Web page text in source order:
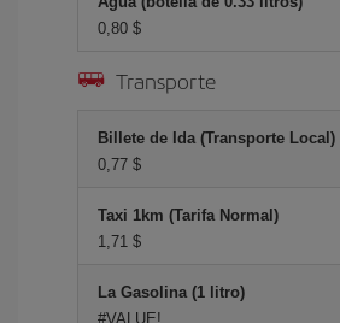
0,80 $
Transporte
Billete de Ida (Transporte Local)
0,77 $
Taxi 1km (Tarifa Normal)
1,71 $
La Gasolina (1 litro)
#VALUE!